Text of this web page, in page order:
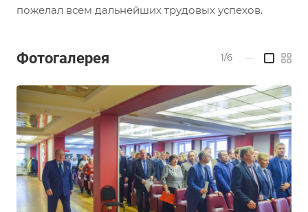
пожелал всем дальнейших трудовых успехов.
Фотогалерея 1/6 —